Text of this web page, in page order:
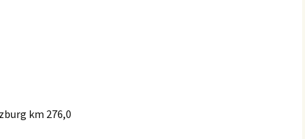
km 276,0